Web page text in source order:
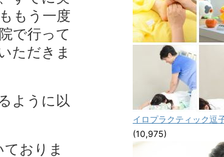
もう一度
で行って
ただきま
ように以
おりま
イロプラクティック逗
(10,975)